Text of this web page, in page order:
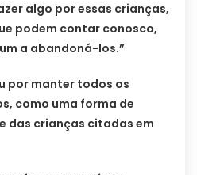
algo por essas crianças,
podem contar conosco,
a abandoná-los.”
por manter todos os
como uma forma de
das crianças citadas em